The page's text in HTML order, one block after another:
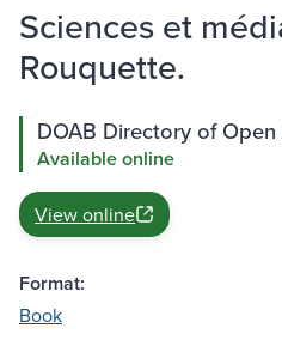
Sciences et
Rouquette.
DOAB Directory of
Available online
View online
Format:
Book